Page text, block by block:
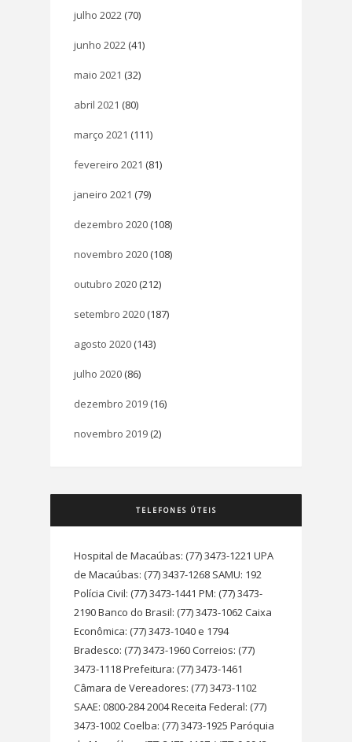
julho 2022 (70)
junho 2022 (41)
maio 2021 (32)
abril 2021 (80)
março 2021 (111)
fevereiro 2021 (81)
janeiro 2021 (79)
dezembro 2020 (108)
novembro 2020 (108)
outubro 2020 (212)
setembro 2020 (187)
agosto 2020 (143)
julho 2020 (86)
dezembro 2019 (16)
novembro 2019 (2)
TELEFONES ÚTEIS
Hospital de Macaúbas: (77) 3473-1221 UPA
de Macaúbas: (77) 3437-1268 SAMU: 192
Polícia Civil: (77) 3473-1441 PM: (77) 3473-
2190 Banco do Brasil: (77) 3473-1062 Caixa
Econômica: (77) 3473-1040 e 1794
Bradesco: (77) 3473-1960 Correios: (77)
3473-1118 Prefeitura: (77) 3473-1461
Câmara de Vereadores: (77) 3473-1102
SAAE: 0800-284 2004 Receita Federal: (77)
3473-1002 Coelba: (77) 3473-1925 Paróquia